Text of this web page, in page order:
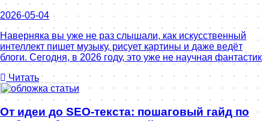
2026-05-04
Наверняка вы уже не раз слышали, как искусственный
интеллект пишет музыку, рисует картины и даже ведёт
блоги. Сегодня, в 2026 году, это уже не научная фантастик
Читать
От идеи до SEO-текста: пошаговый гайд по